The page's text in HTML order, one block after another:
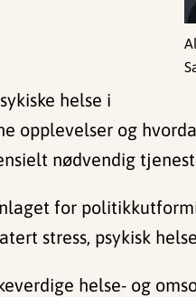
helse i
opplevelser og
nødvendig
for
stress, psykisk
helse- og